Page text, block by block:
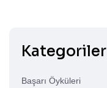
Kategoriler
Başarı Öyküleri